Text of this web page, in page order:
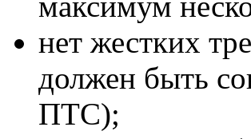
нет жестких
должен быть
ПТС);